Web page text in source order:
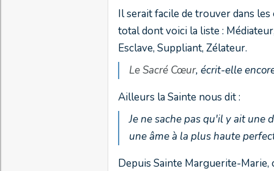
Il serait facile de trouver dans
total dont voici la liste :
Esclave, Suppliant, Zélateur.
Le Sacré Cœur, écrit-elle
Ailleurs la Sainte nous dit :
Je ne sache pas qu'il y ait une
une âme à la plus haute
Depuis Sainte Marguerite-Marie,